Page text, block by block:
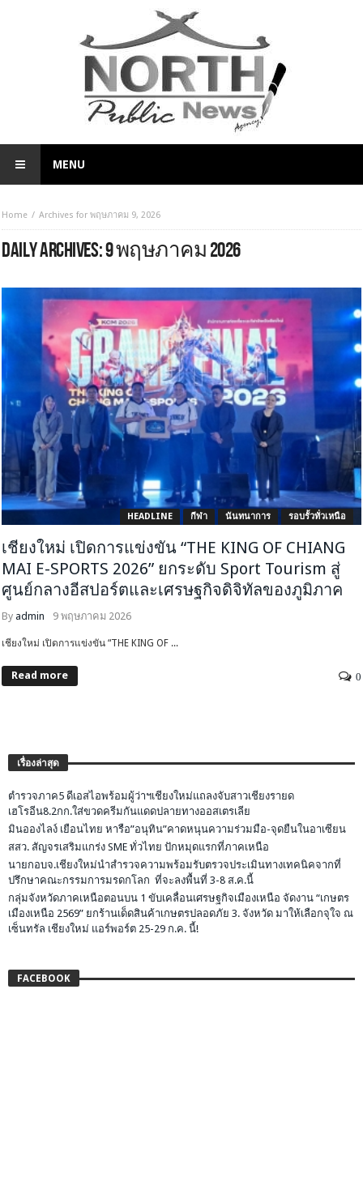
MENU
Home Archives for พฤษภาคม 9, 2026
DAILY ARCHIVES:9 พฤษภาคม 2026
HEADLINE กีฬา นันทนาการ รอบรั้วทั่วเหนือ
เชียงใหม่ เปิดการแข่งขัน “THE KING OF CHIANG
MAI E-SPORTS 2026” ยกระดับ Sport Tourism สู่
ศูนย์กลางอีสปอร์ตและเศรษฐกิจดิจิทัลของภูมิภาค
By admin 9 พฤษภาคม 2026
เชียงใหม่ เปิดการแข่งขัน “THE KING OF ...
Read more 0
เรื่องล่าสุด
ตำรวจภาค5 ดีเอสไอพร้อมผู้ว่าฯเชียงใหม่แถลงจับสาวเชียงรายด
เฮโรอีน8.2กก.ใส่ขวดครีมกันแดดปลายทางออสเตรเลีย
มินอองไลง์ เยือนไทย หารือ”อนุทิน”คาดหนุนความร่วมมือ-จุดยืนในอาเซียน
สสว. สัญจรเสริมแกร่ง SME ทั่วไทย ปักหมุดแรกที่ภาคเหนือ
นายกอบจ.เชียงใหม่นำสำรวจความพร้อมรับตรวจประเมินทางเทคนิคจากที่
ปรึกษาคณะกรรมการมรดกโลก ที่จะลงพื้นที่ 3-8 ส.ค.นี้
กลุ่มจังหวัดภาคเหนือตอนบน 1 ขับเคลื่อนเศรษฐกิจเมืองเหนือ จัดงาน “เกษตร
เมืองเหนือ 2569” ยกร้านเด็ดสินค้าเกษตรปลอดภัย 3. จังหวัด มาให้เลือกจุใจ ณ
เซ็นทรัล เชียงใหม่ แอร์พอร์ต 25-29 ก.ค. นี้!
FACEBOOK